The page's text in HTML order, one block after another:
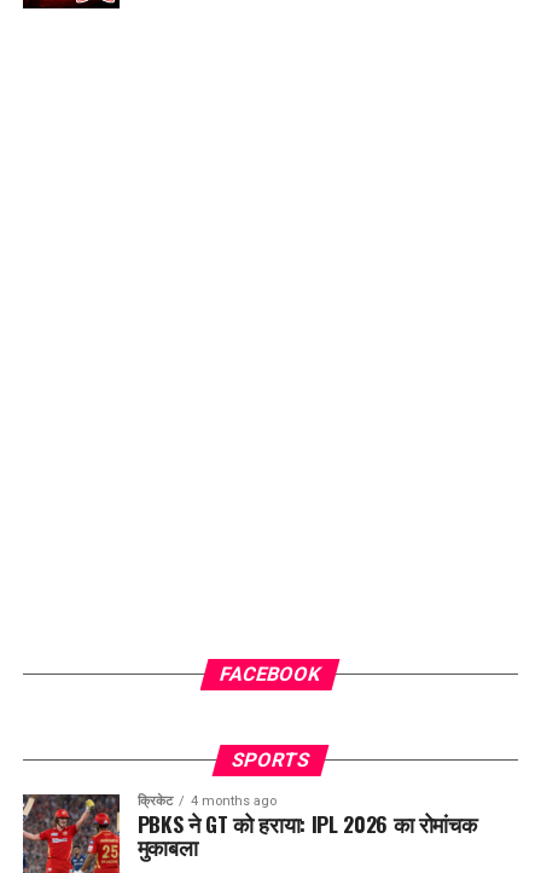
FACEBOOK
SPORTS
क्रिकेट 4 months ago
PBKS ने GT को हराया: IPL 2026 का रोमांचक
मुकाबला